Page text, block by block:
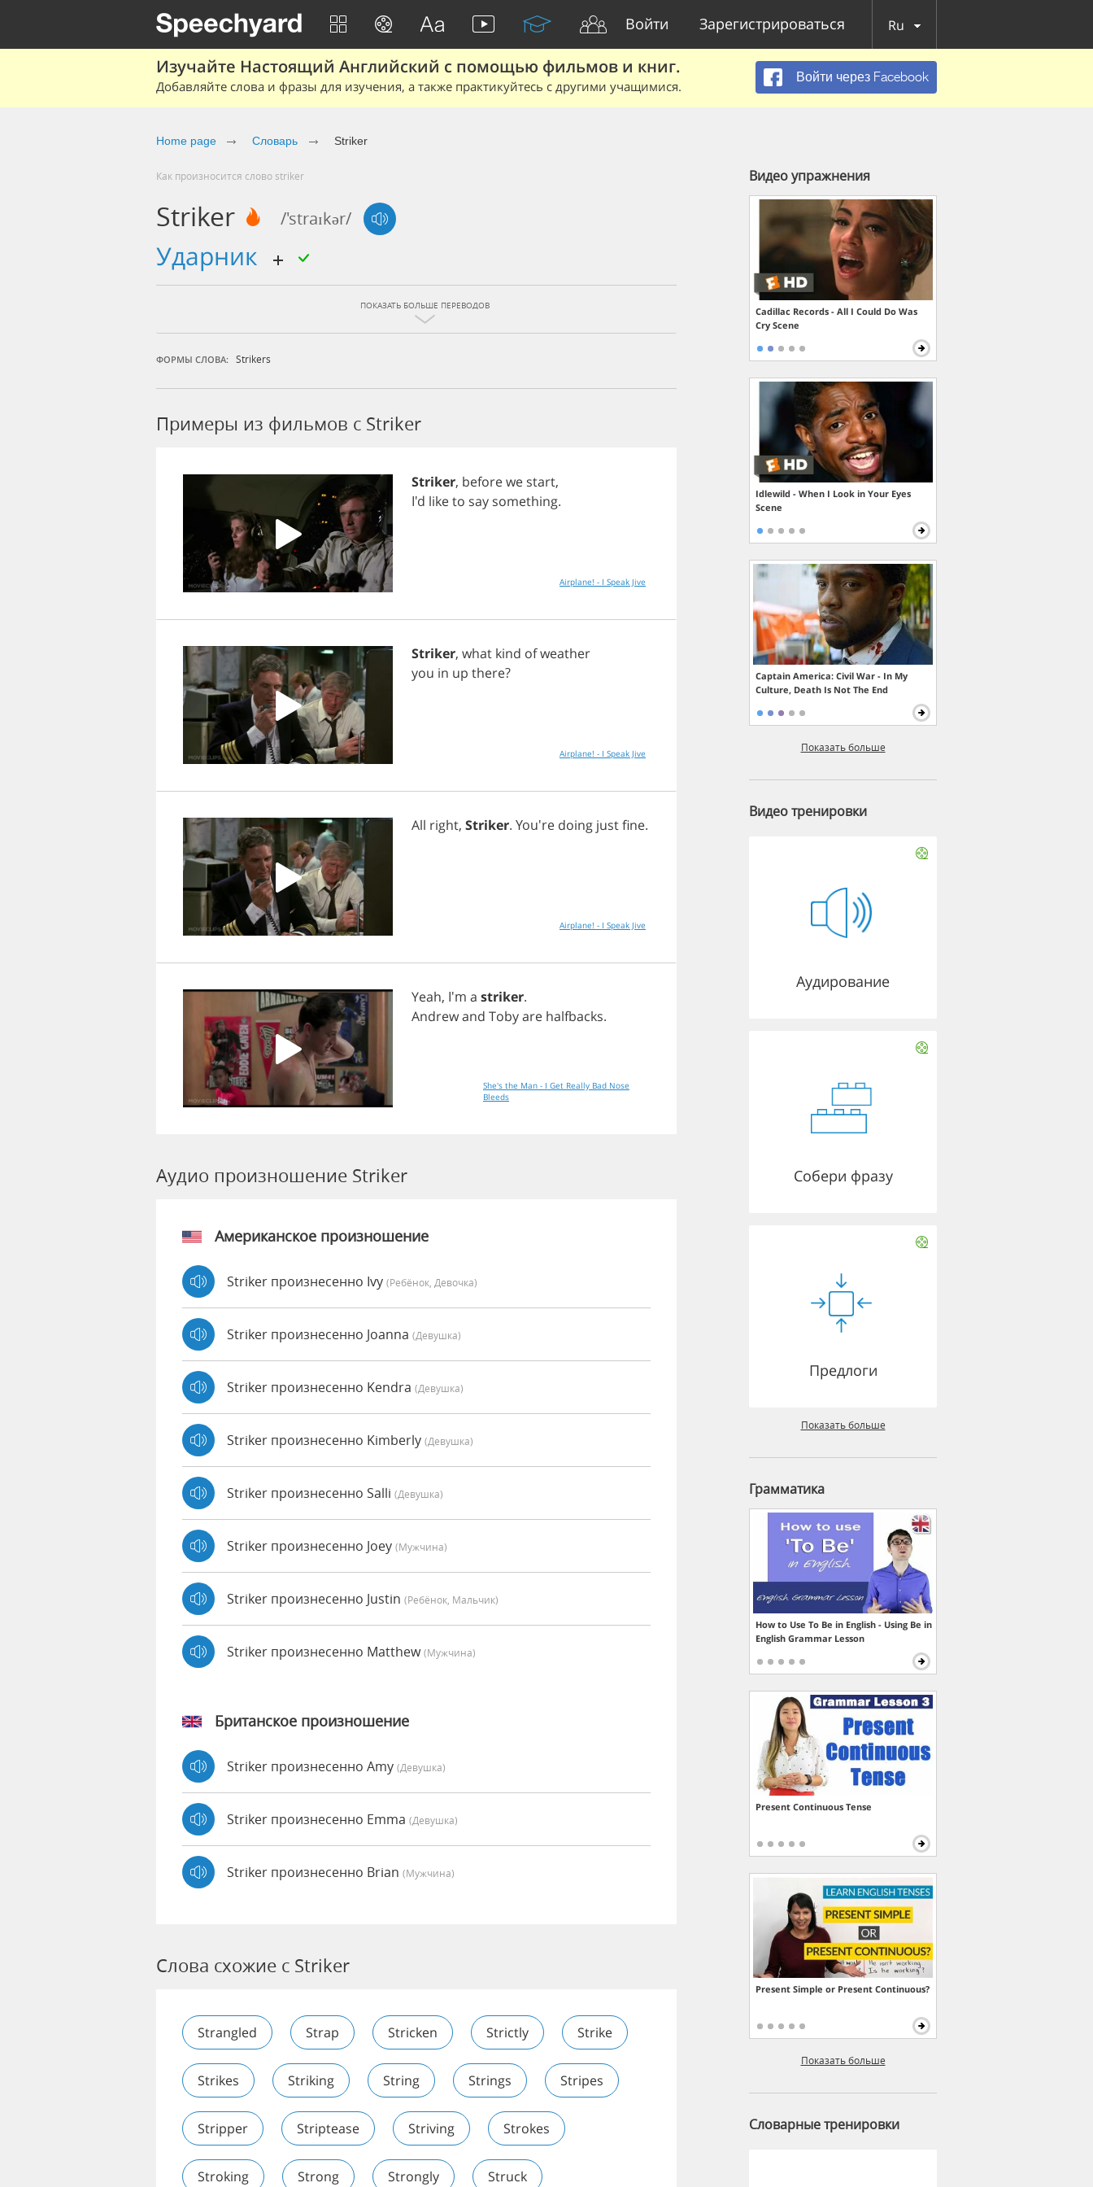
Войти Зарегистрироваться Ru
Изучайте Настоящий Английский с помощью фильмов и книг.
Добавляйте слова и фразы для изучения, а также практикуйтесь с другими учащимися.
Войти через Facebook
Home page Словарь Striker
Как произносится слово striker
Striker /'straɪkər/
ударник
ПОКАЗАТЬ БОЛЬШЕ ПЕРЕВОДОВ
ФОРМЫ СЛОВА: Strikers
Примеры из фильмов c Striker
Striker, beforewe start,
I'd liketo say something.
Airplane! - I Speak Jive
Striker, what kind ofweather
you in up there?
Airplane! - I Speak Jive
All right, Striker. You're doing justfine.
Airplane! - I Speak Jive
Yeah, I'm a striker.
Andrewand Tobyare halfbacks.
She's the Man - I Get Really Bad Nose
Bleeds
Аудио произношение Striker
Американское произношение
Striker произнесенно Ivy (Ребёнок, Девочка)
Striker произнесенно Joanna (девушка)
Striker произнесенно Kendra (девушка)
Striker произнесенно Kimberly (девушка)
Striker произнесенно Salli (девушка)
Striker произнесенно Joey (мужчина)
Striker произнесенно Justin (Ребёнок, Мальчик)
Striker произнесенно Matthew(мужчина)
Британское произношение
Striker произнесенно Amy (девушка)
Striker произнесенно Emma (девушка)
Striker произнесенно Brian (мужчина)
Слова схожие с Striker
Strangled Strap Stricken Strictly Strike
Strikes Striking String Strings Stripes
Stripper Striptease Striving Strokes
Stroking Strong Strongly Struck
Видео упражнения
Cadillac Records - All I Could Do Was
Cry Scene
Idlewild - When I Look in Your Eyes
Scene
Captain America: Civil War - In My
Culture, Death Is Not The End
Показать больше
Видео тренировки
Аудирование
Собери фразу
Предлоги
Показать больше
Грамматика
How to Use To Be in English - Using Be in
English Grammar Lesson
Present Continuous Tense
Present Simple or Present Continuous?
Показать больше
Словарные тренировки